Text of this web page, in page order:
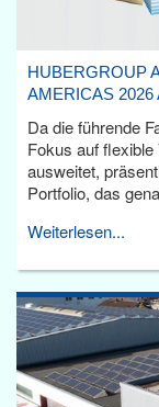
HUBERGROUP
AMERICAS
Da die führende
Fokus auf
ausweitet,
Portfolio, das
Weiterlesen...